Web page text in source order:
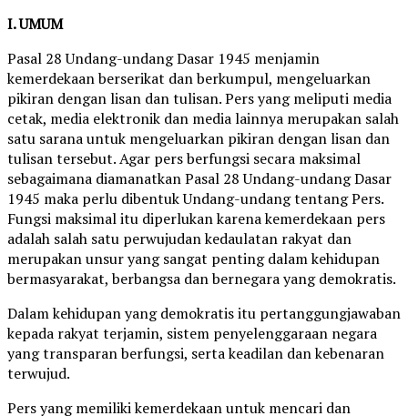
I. UMUM
Pasal 28 Undang-undang Dasar 1945 menjamin
kemerdekaan berserikat dan berkumpul, mengeluarkan
pikiran dengan lisan dan tulisan. Pers yang meliputi media
cetak, media elektronik dan media lainnya merupakan salah
satu sarana untuk mengeluarkan pikiran dengan lisan dan
tulisan tersebut. Agar pers berfungsi secara maksimal
sebagaimana diamanatkan Pasal 28 Undang-undang Dasar
1945 maka perlu dibentuk Undang-undang tentang Pers.
Fungsi maksimal itu diperlukan karena kemerdekaan pers
adalah salah satu perwujudan kedaulatan rakyat dan
merupakan unsur yang sangat penting dalam kehidupan
bermasyarakat, berbangsa dan bernegara yang demokratis.
Dalam kehidupan yang demokratis itu pertanggungjawaban
kepada rakyat terjamin, sistem penyelenggaraan negara
yang transparan berfungsi, serta keadilan dan kebenaran
terwujud.
Pers yang memiliki kemerdekaan untuk mencari dan